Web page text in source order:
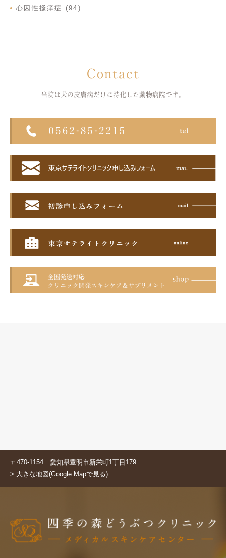
心因性掻痒症 (94)
Contact
当院は犬の皮膚病だけに特化した 動物病院です。
〒470-1154 愛知県豊明市新栄町1丁目179
> 大きな地図(Google Mapで見る)